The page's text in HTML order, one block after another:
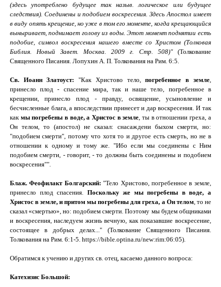
(здесь употреблено будущее так назыв. логическое или будущее
следствия). Соединены и подобием воскресения. Здесь Апостол имеет
в виду опять крещение, но уже в том его моменте, когда крещающийся
выныривает, поднимает голову из воды. Этот момент поднятии есть
подобие, символ воскресения нашего вместе со Христом (Толковая
Библия. Новый Завет. Москва. 2009 г. Стр. 508)" (Толкование
Священного Писания. Лопухин А. П. Толкования на Рим. 6:5.
Св. Иоанн Златоуст: "Как Христово тело,погребенное в земле,
принесло плод - спасение мира, так и наше тело, погребенное в
крещении, принесло плод - правду, освящение, усыновление и
бесчисленные блага, а впоследствии принесет и дар воскресения. И так
как мы погребены в воде, а Христос в земле , ты в отношении греха, а
Он телом, то (апостол) не сказал: снасаждени быхом смерти, но:
"подобием смерти" , потому что хотя то и другое есть смерть, но не в
отношении к одному и тому же. "Ибо если мы соединены с Ним
подобием смерти, - говорит, - то должны быть соединены и подобием
воскресения""
Блаж. Феофилакт Болгарский: "Тело Христово, погребенное в земле,
принесло плод спасения. Поскольку же мы погребены в воде, а
Христос в земле, и притом мы погребены для греха, а Он телом, то не
сказал «смертью», но: подобием смерти. Поэтому мы будем общниками
и воскресения, наследуем жизнь вечную, как показавшие воскресение,
состоящее в добрых делах ..." (Толкование Священного Писания.
Толкования на Рим. 6:1-5. https://bible optina ru/new:rim:06:05).
Обратимся к учению и других св. отец, касаемо данного вопроса:
Катехизис Большой: